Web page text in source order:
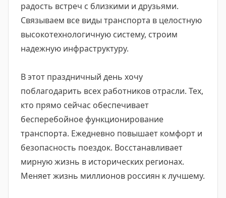
радость встреч с близкими и друзьями.
Связываем все виды транспорта в целостную
высокотехнологичную систему, строим
надежную инфраструктуру.
В этот праздничный день хочу
поблагодарить всех работников отрасли. Тех,
кто прямо сейчас обеспечивает
бесперебойное функционирование
транспорта. Ежедневно повышает комфорт и
безопасность поездок. Восстанавливает
мирную жизнь в исторических регионах.
Меняет жизнь миллионов россиян к лучшему.